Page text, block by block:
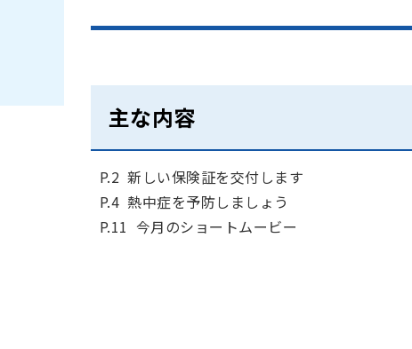
主な内容
P.2 新しい保険証を交付します
P.4 熱中症を予防しましょう
P.11 今月のショートムービー